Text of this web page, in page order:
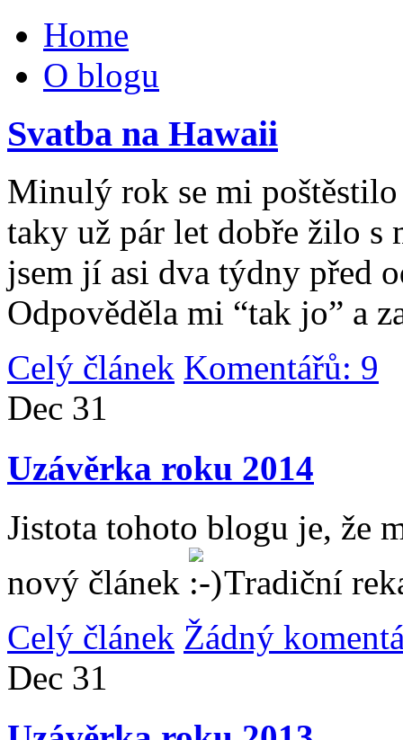
Home
O blogu
Svatba na Hawaii
Minulý rok se mi
taky už pár let dobře žilo
jsem jí asi dva týdny před
Odpověděla mi “tak jo” a
Celý článek Komentářů: 9
Dec 31
Uzávěrka roku 2014
Jistota tohoto blogu je, že
nový článek
Tradiční
Celý článek Žádný
Dec 31